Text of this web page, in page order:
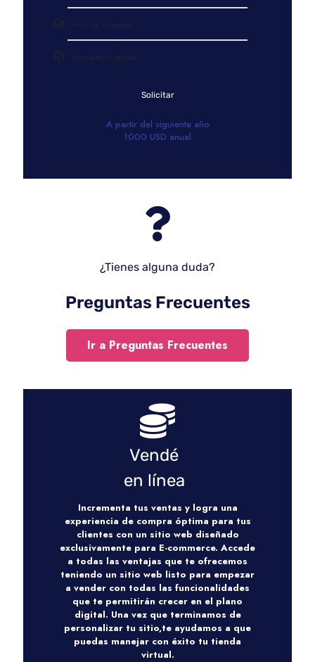
Hosting 12 meses
Auto-administrable
Solicitar
A partir del siguiente año
1000 USD anual
¿Tienes alguna duda?
Preguntas Frecuentes
Ir a Preguntas Frecuentes
Vendé
en línea
Incrementa tus ventas y logra una
experiencia de compra óptima para tus
clientes con un sitio web diseñado
exclusivamente para E-commerce. Accede
a todas las ventajas que te ofrecemos
teniendo un sitio web listo para empezar
a vender con todas las funcionalidades
que te permitirán crecer en el plano
digital. Una vez que terminamos de
personalizar tu sitio,te ayudamos a que
puedas manejar con éxito tu tienda
virtual.